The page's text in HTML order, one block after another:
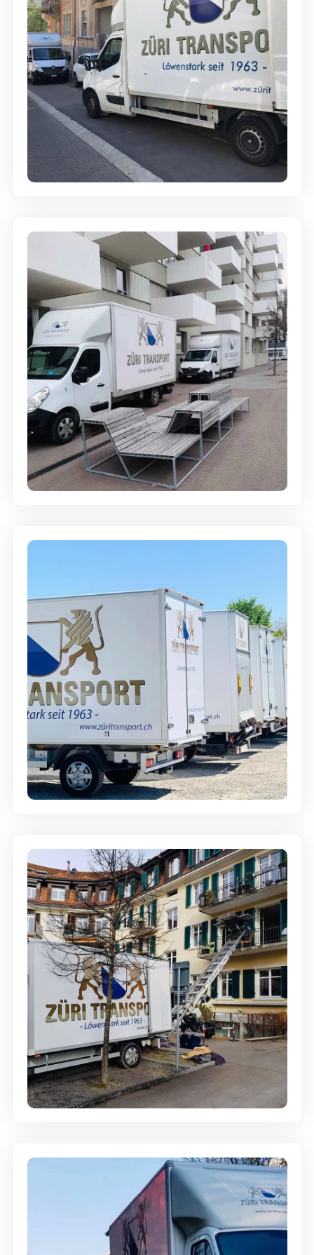
Full-Service - Für Privatumzüge
Umzugsreinigung - mit
Abgabegarantie
Möbellagerung - Alles sicher
aufbewahrt
Entsorgung & Räumung